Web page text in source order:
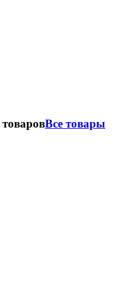
товаровВсе товары